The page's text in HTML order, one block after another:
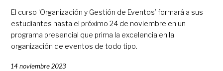
El curso ‘Organización y Gestión de Eventos’ formará a sus
estudiantes hasta el próximo 24 de noviembre en un
programa presencial que prima la excelencia en la
organización de eventos de todo tipo.
14 noviembre 2023